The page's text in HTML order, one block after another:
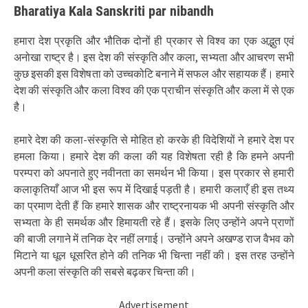
Bharatiya Kala Sanskriti par nibandh
हमारा देश प्रकृति और भौतिक दोनों ही प्रकार से विश्व का एक अद्भुत एवं
अनोखा राष्ट्र है। इस देश की संस्कृति और कला, सभ्यता और आचरण सभी
कुछ इसकी इस विशेषता को उच्चकोटि बनाने में सफल और सहायक हैं। हमारे
देश की संस्कृति और कला विश्व की एक प्राचीन संस्कृति और कला में से एक
है।
हमारे देश की कला-संस्कृति से मोहित हो करके ही विदेशियों ने हमारे देश पर
हमला किया। हमारे देश की कला की यह विशेषता रही है कि हमने अपनी
परम्परा को अपनाते हुए नवीनता का समर्थन भी किया। इस प्रकार से हमारी
कलाकृतियाँ आज भी इस रूप में दिखाई पड़ती है। हमारी कलाएँ ही इस तथ्य
का प्रमाण देती हैं कि हमारे शासक और राष्ट्रनायक भी अपनी संस्कृति और
सभ्यता के ही समर्थक और हिमायती रहे हैं। इसके लिए उन्होंने अपने प्राणों
की बाजी लगाने में तनिक देर नहीं लगाई। उन्होंने अपने अखण्ड राज वैभव को
मिटाने या धूल धूसरित होने की तनिक भी चिन्ता नहीं की। इस तरह उन्होंने
अपनी कला संस्कृति की सबसे बढ़कर चिन्ता की।
Advertisement